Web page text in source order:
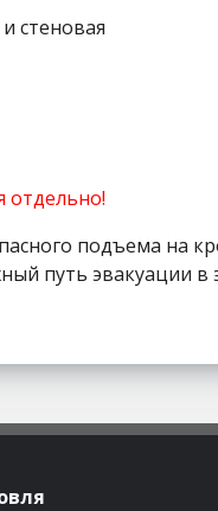
стеновая
отдельно!
подъема на
путь эвакуации в